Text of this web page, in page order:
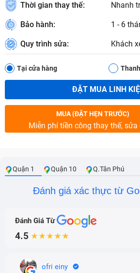
Thời gian thay thế: Nhanh
Bảo hành: 1 - 6
Quy trình sửa: Khách
Tại cửa hàng
ĐẶT MUA LINH
MUA (ĐẶT HẸN TRƯỚC)
Miễn phí tiền công thay thế, sửa
Quận 1 Quận 10 Q.Tân Phú
Đánh giá xác thực từ
Đánh Giá Từ
4.5 ★★★★★
ofri einy